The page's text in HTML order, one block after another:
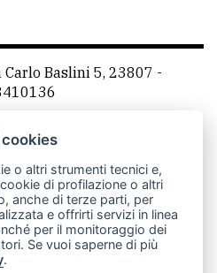
Carlo Baslini 5, 23807 -
LeccoOnline
RSS
o altri strumenti tecnici e,
di profilazione o altri
anche di terze parti, per
e offrirti servizi in linea
per il monitoraggio dei
Se vuoi saperne di più
.